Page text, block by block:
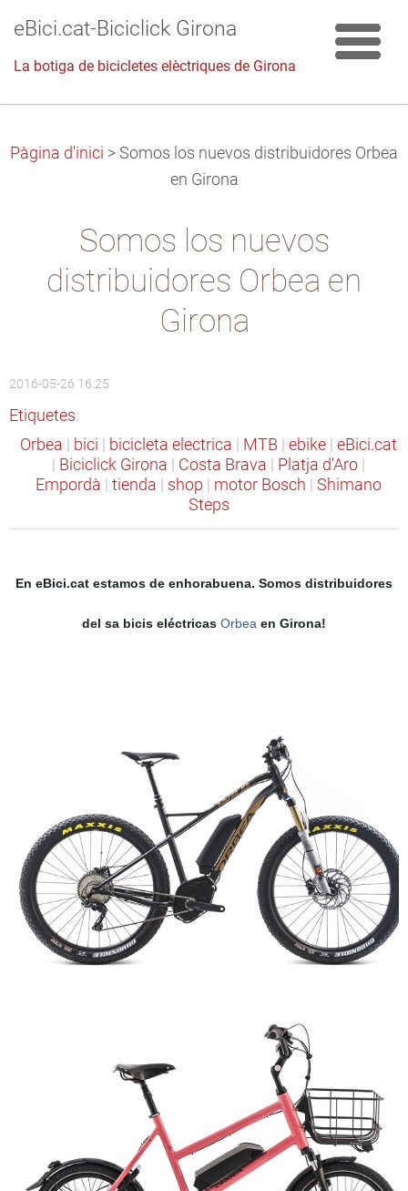
eBici.cat-Biciclick Girona
La botiga de bicicletes elèctriques de Girona
Pàgina d'inici > Somos los nuevos distribuidores Orbea
en Girona
Somos los nuevos
distribuidores Orbea en
Girona
2016-05-26 16:25
Etiquetes:
Orbea
bici bicicleta electrica MTB ebike eBici.cat
Biciclick Girona Costa Brava Platja d'Aro
Empordà
tienda shop motor Bosch
Shimano
Steps
En eBici.cat estamos de enhorabuena. Somos distribuidores
del sa bicis eléctricas Orbea en Girona!